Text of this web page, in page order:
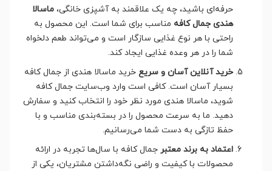
حرفه‌ای باشید، چه یک علاقمند به آشپزی خانگی، ماسالا
هندی جمال کافه مناسب برای شما است. این محصول به
راحتی با هر نوع غذایی سازگار است و می‌تواند طعم دلخواه
شما را در هر وعده غذایی ایجاد کند.
خرید آنلاین آسان و سریع خرید ماسالا هندی از جمال کافه
بسیار آسان است. کافی است وارد وب‌سایت جمال کافه
شوید، ماسالا هندی مورد نظر خود را انتخاب کنید و سفارش
دهید. ما به سرعت محصول را در بسته‌بندی مناسب و با
حفظ تازگی به دست شما می‌رسانیم.
اعتماد به برند معتبر جمال کافه با سال‌ها تجربه در ارائه
محصولات با کیفیت و راضی نگه‌داشتن مشتریان، یکی از